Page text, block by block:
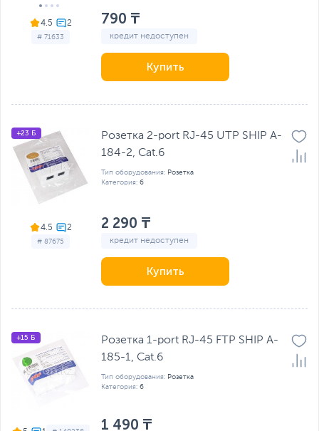
4.5
# 71633
790 ₸
кредит недоступен
Купить
4.5
# 87675
+23 Б
Розетка 2-port RJ-45 UTP SHIP A-
184-2, Cat.6
Тип оборудования: Розетка
Категория: 6
2 290 ₸
кредит недоступен
Купить
+15 Б
Розетка 1-port RJ-45 FTP SHIP A-
185-1, Cat.6
Тип оборудования: Розетка
Категория: 6
1 490 ₸